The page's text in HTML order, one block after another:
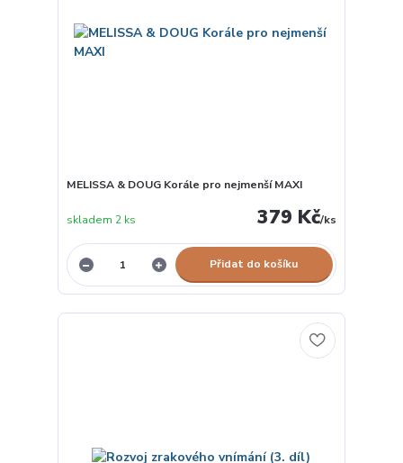
MELISSA & DOUG Korále pro nejmenší MAXI
379 Kč/ks
skladem 2 ks
Přidat do košíku